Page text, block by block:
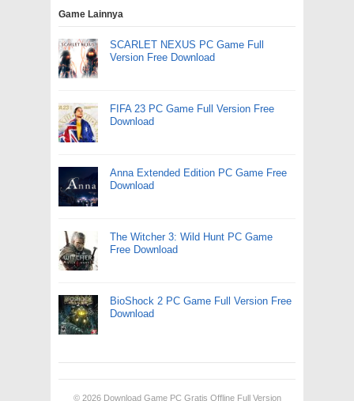
Game Lainnya
SCARLET NEXUS PC Game Full
Version Free Download
FIFA 23 PC Game Full Version Free
Download
Anna Extended Edition PC Game Free
Download
The Witcher 3: Wild Hunt PC Game
Free Download
BioShock 2 PC Game Full Version Free
Download
© 2026 Download Game PC Gratis Offline Full Version